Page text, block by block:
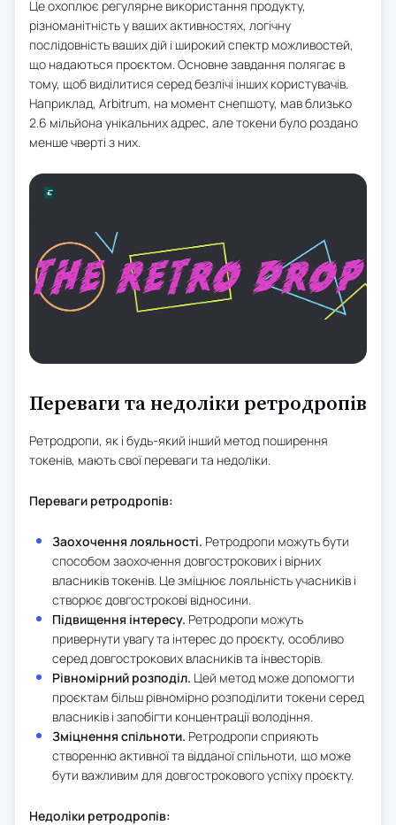
Це охоплює регулярне використання продукту,
різноманітність у ваших активностях, логічну
послідовність ваших дій і широкий спектр можливостей,
що надаються проєктом. Основне завдання полягає в
тому, щоб виділитися серед безлічі інших користувачів.
Наприклад, Arbitrum, на момент снепшоту, мав близько
2.6 мільйона унікальних адрес, але токени було роздано
менше чверті з них.
Переваги та недоліки ретродропів
Ретродропи, як і будь-який інший метод поширення
токенів, мають свої переваги та недоліки.
Переваги ретродропів:
Заохочення лояльності. Ретродропи можуть бути
способом заохочення довгострокових і вірних
власників токенів. Це зміцнює лояльність учасників і
створює довгострокові відносини.
Підвищення інтересу. Ретродропи можуть
привернути увагу та інтерес до проєкту, особливо
серед довгострокових власників та інвесторів.
Рівномірний розподіл. Цей метод може допомогти
проєктам більш рівномірно розподілити токени серед
власників і запобігти концентрації володіння.
Зміцнення спільноти. Ретродропи сприяють
створенню активної та відданої спільноти, що може
бути важливим для довгострокового успіху проєкту.
Недоліки ретродропів: